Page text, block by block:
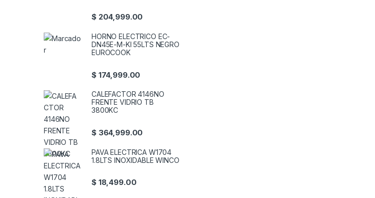
$204,999.00
HORNO ELECTRICO EC-
DN45E-M-KI 55LTS NEGRO
EUROCOOK
$174,999.00
CALEFACTOR 4146NO
FRENTE VIDRIO TB
3800KC
$364,999.00
PAVA ELECTRICA W1704
1.8LTS INOXIDABLE WINCO
$18,499.00